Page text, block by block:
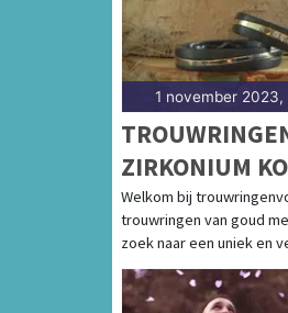
1 november
ZIRKONIUM
Welkom bij
trouwringen van goud
zoek naar een uniek en